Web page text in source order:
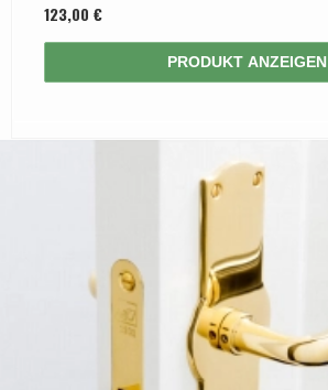
123,00 €
PRODUKT ANZEIGEN